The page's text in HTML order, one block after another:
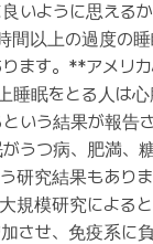
いように思える
間以上の過度の
ます。**アメリ
睡眠をとる人は
いう結果が報告
うつ病、肥満、
研究結果もあり
規模研究による
させ、免疫系に